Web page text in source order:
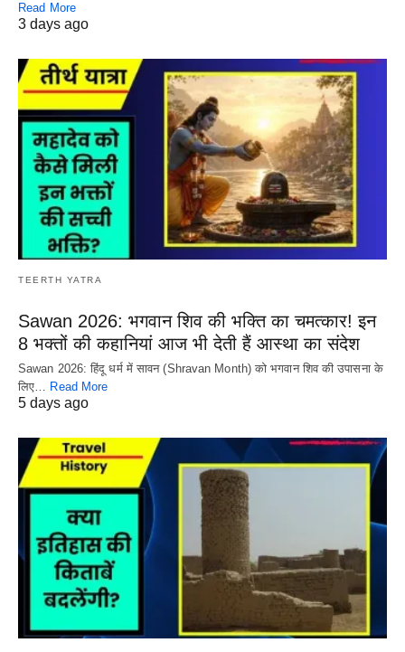
Read More
3 days ago
TEERTH YATRA
Sawan 2026: भगवान शिव की भक्ति का चमत्कार! इन
8 भक्तों की कहानियां आज भी देती हैं आस्था का संदेश
Sawan 2026: हिंदू धर्म में सावन (Shravan Month) को भगवान शिव की उपासना के
लिए…
Read More
5 days ago